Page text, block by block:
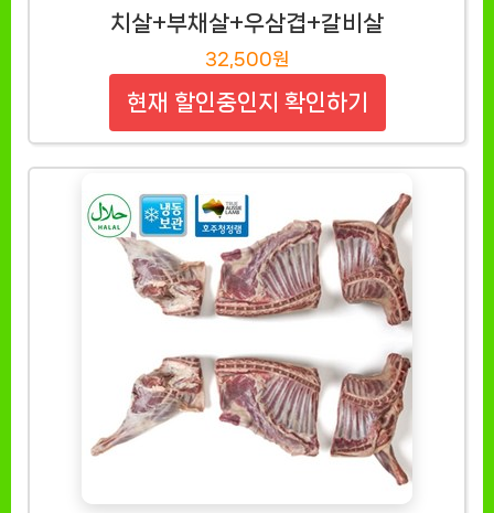
치살+부채살+우삼겹+갈비살
32,500원
현재 할인중인지 확인하기